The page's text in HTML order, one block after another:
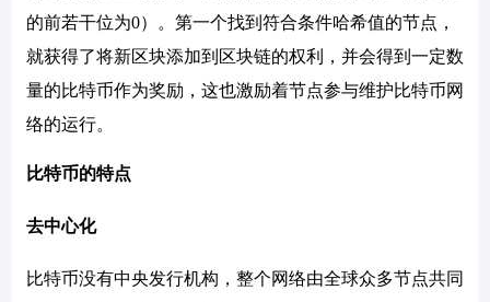
的前若干位为0）。第一个找到符合条件哈希值的节点，
就获得了将新区块添加到区块链的权利，并会得到一定数
量的比特币作为奖励，这也激励着节点参与维护比特币网
络的运行。
比特币的特点
去中心化
比特币没有中央发行机构，整个网络由全球众多节点共同